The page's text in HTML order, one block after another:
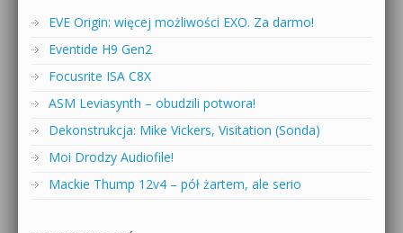
EVE Origin: więcej możliwości EXO. Za darmo!
Eventide H9 Gen2
Focusrite ISA C8X
ASM Leviasynth – obudzili potwora!
Dekonstrukcja: Mike Vickers, Visitation (Sonda)
Moi Drodzy Audiofile!
Mackie Thump 12v4 – pół żartem, ale serio